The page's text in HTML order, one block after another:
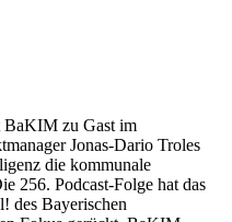
BaKIM zu Gast im
Jonas-Dario Troles
die kommunale
256. Podcast-Folge hat das
des Bayerischen